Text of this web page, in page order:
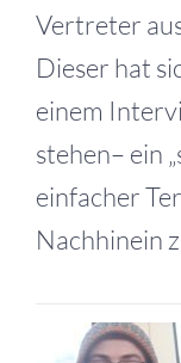
Vertreter
Dieser hat
einem
stehen– ein
einfacher
Nachhinein